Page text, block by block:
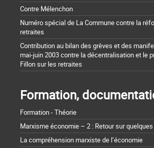
Contre Mélenchon
Numéro spécial de La Commune contre la
retraites
Contribution au bilan des grèves et des
mai-juin 2003 contre la décentralisation et le
Fillon sur les retraites
Formation,
Formation - Théorie
Marxisme économie – 2 : Retour sur
La compréhension marxiste de l’économie